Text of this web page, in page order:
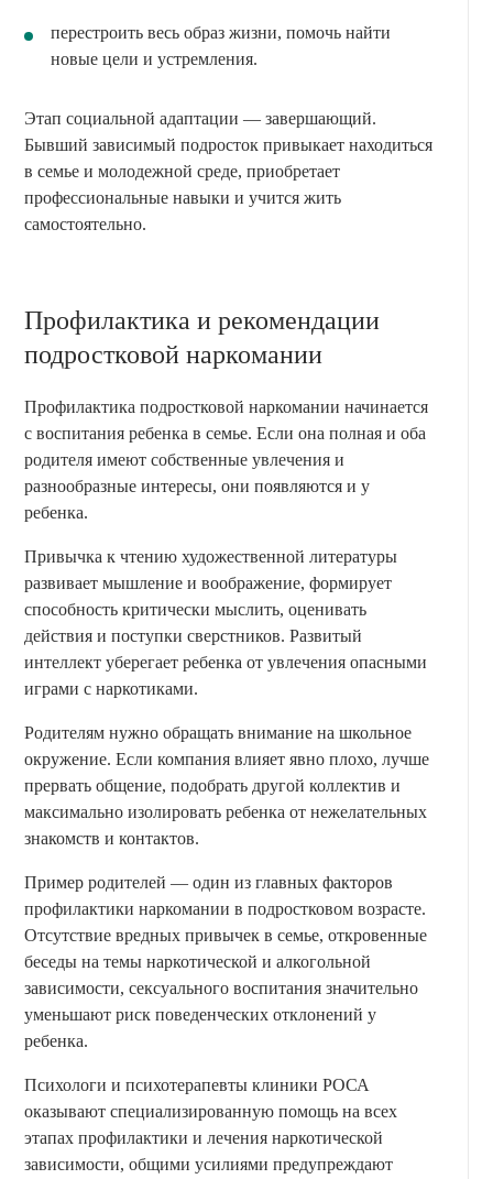
перестроить весь образ жизни, помочь найти
новые цели и устремления.
Этап социальной адаптации — завершающий.
Бывший зависимый подросток привыкает находиться
в семье и молодежной среде, приобретает
профессиональные навыки и учится жить
самостоятельно.
Профилактика и рекомендации
подростковой наркомании
Профилактика подростковой наркомании начинается
с воспитания ребенка в семье. Если она полная и оба
родителя имеют собственные увлечения и
разнообразные интересы, они появляются и у
ребенка.
Привычка к чтению художественной литературы
развивает мышление и воображение, формирует
способность критически мыслить, оценивать
действия и поступки сверстников. Развитый
интеллект уберегает ребенка от увлечения опасными
играми с наркотиками.
Родителям нужно обращать внимание на школьное
окружение. Если компания влияет явно плохо, лучше
прервать общение, подобрать другой коллектив и
максимально изолировать ребенка от нежелательных
знакомств и контактов.
Пример родителей — один из главных факторов
профилактики наркомании в подростковом возрасте.
Отсутствие вредных привычек в семье, откровенные
беседы на темы наркотической и алкогольной
зависимости, сексуального воспитания значительно
уменьшают риск поведенческих отклонений у
ребенка.
Психологи и психотерапевты клиники РОСА
оказывают специализированную помощь на всех
этапах профилактики и лечения наркотической
зависимости, общими усилиями предупреждают